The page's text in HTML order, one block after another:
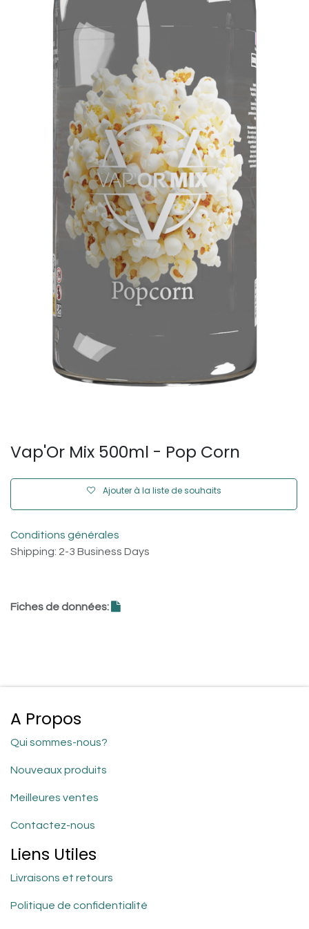
Vap'Or Mix 500ml - Pop Corn
Ajouter à la liste de souhaits
Conditions générales
Shipping: 2-3 Business Days
Fiches de données:
A Propos
Qui sommes-nous?
Nouveaux produits
Meilleures ventes
Contactez-nous
Liens Utiles
Livraisons et retours
Politique de confidentialité